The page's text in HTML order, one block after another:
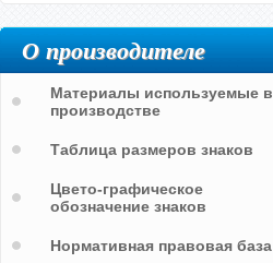
О производителе
Материалы используемые в
производстве
Таблица размеров знаков
Цвето-графическое
обозначение знаков
Нормативная правовая база